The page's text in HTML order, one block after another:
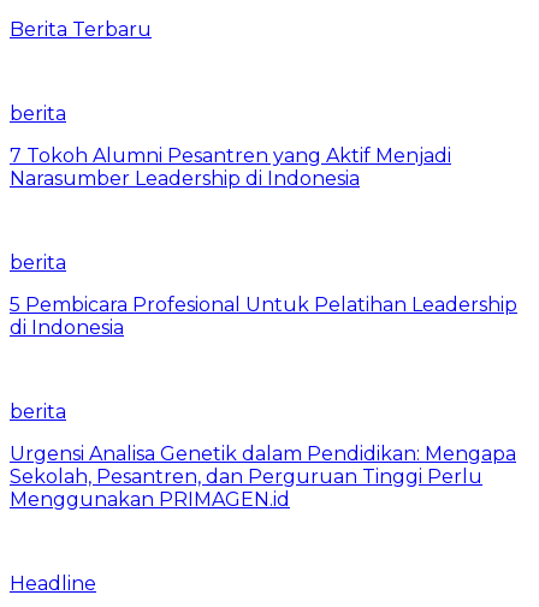
Berita Terbaru
berita
7 Tokoh Alumni Pesantren yang Aktif Menjadi
Narasumber Leadership di Indonesia
berita
5 Pembicara Profesional Untuk Pelatihan Leadership
di Indonesia
berita
Urgensi Analisa Genetik dalam Pendidikan: Mengapa
Sekolah, Pesantren, dan Perguruan Tinggi Perlu
Menggunakan PRIMAGEN.id
Headline